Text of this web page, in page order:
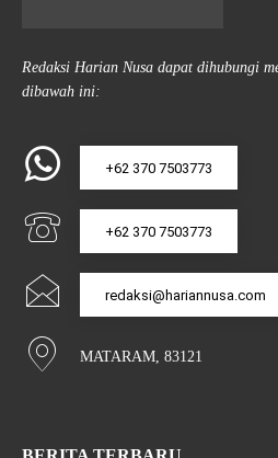
Redaksi Harian Nusa dapat dihubungi
dibawah ini:
+62 370 7503773
+62 370 7503773
redaksi@hariannusa.com
MATARAM, 83121